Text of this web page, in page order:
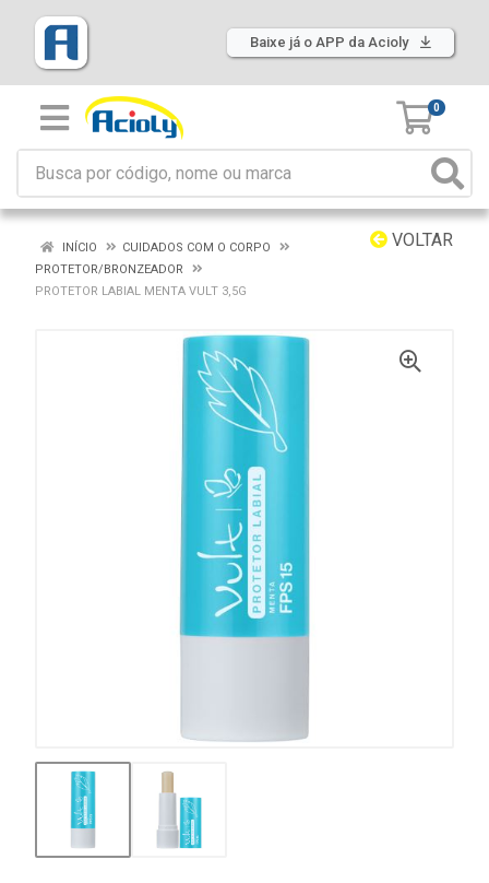
Baixe já o APP da Acioly
0
VOLTAR
INÍCIO
CUIDADOS COM O CORPO
PROTETOR/BRONZEADOR
PROTETOR LABIAL MENTA VULT 3,5G